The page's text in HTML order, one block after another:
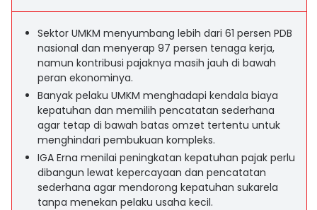
Sektor UMKM menyumbang lebih dari 61 persen PDB
nasional dan menyerap 97 persen tenaga kerja,
namun kontribusi pajaknya masih jauh di bawah
peran ekonominya.
Banyak pelaku UMKM menghadapi kendala biaya
kepatuhan dan memilih pencatatan sederhana
agar tetap di bawah batas omzet tertentu untuk
menghindari pembukuan kompleks.
IGA Erna menilai peningkatan kepatuhan pajak perlu
dibangun lewat kepercayaan dan pencatatan
sederhana agar mendorong kepatuhan sukarela
tanpa menekan pelaku usaha kecil.